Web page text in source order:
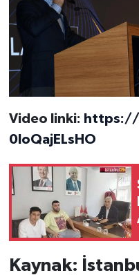
Video linki: https://
0IoQajELsHO
Kaynak: